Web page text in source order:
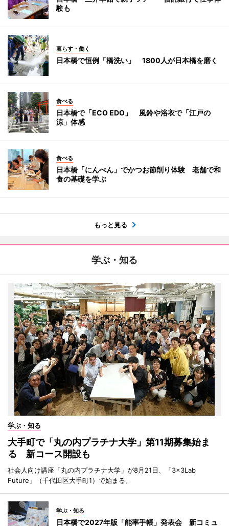
験も
暮らす・働く
日本橋で恒例「橋洗い」 1800人が日本橋を磨く
食べる
日本橋で「ECO EDO」 風鈴や浴衣で「江戸の
涼」体感
食べる
日本橋「にんべん」でかつお節削り体験 老舗で和
食の基礎を学ぶ
もっと見る
学ぶ・知る
学ぶ・知る
大手町で「丸の内プラチナ大学」第11期募集始ま
る 新コース開設も
社会人向け講座「丸の内プラチナ大学」が8月21日、「3×3Lab
Future」（千代田区大手町1）で始まる。
学ぶ・知る
日本橋で2027年版「能率手帳」発表会 新コミュ